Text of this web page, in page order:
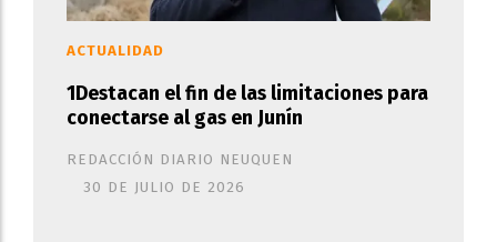
1Destacan el fin de las limitaciones para
conectarse al gas en Junín
REDACCIÓN DIARIO NEUQUEN
ACTUALIDAD
30 DE JULIO DE 2026